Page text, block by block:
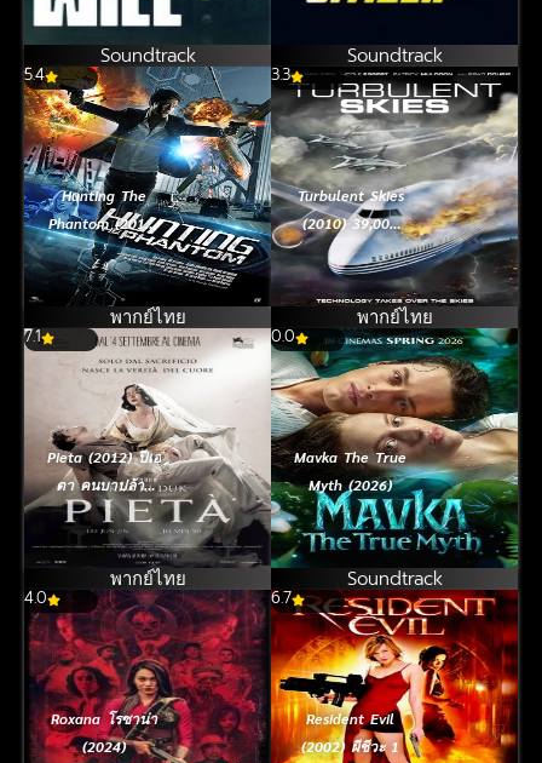
Soundtrack Soundtrack
5.4
Hunting The
Phantom (2014)
ล่านรกโปรแกรม
มหากาฬ
พากย์ไทย
3.3
Turbulent Skies
(2010) 39,000
ฟิต เฉียดนรกดิ่ง
โหม่งโลก
พากย์ไทย
7.1
Pieta (2012) ปีเอ
ตา คนบาปล้าง
โฉด
พากย์ไทย
0.0
Mavka The True
Myth (2026)
Soundtrack
4.0
Roxana โรซาน่า
(2024)
6.7
Resident Evil
(2002) ผีชีวะ 1